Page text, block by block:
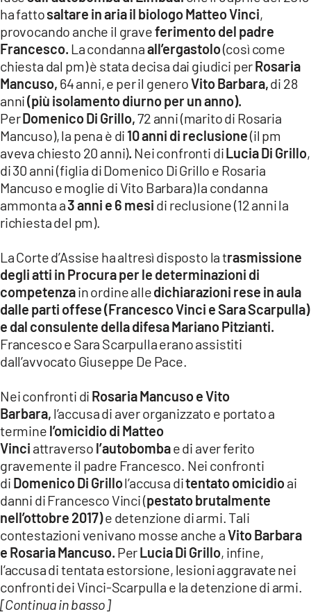
ha fattosaltare in aria il biologo Matteo Vinci,
provocando anche il graveferimento del padre
Francesco. La condannaall’ergastolo(così come
chiesta dal pm) è stata decisa dai giudici perRosaria
Mancuso, 64 anni, e per il generoVito Barbara,di 28
anni(più isolamento diurno per un anno).
PerDomenico Di Grillo,72 anni (marito di Rosaria
Mancuso), la pena è di 10 anni di reclusione(il pm
aveva chiesto 20 anni). Nei confronti diLucia Di Grillo,
di 30 anni (figlia di Domenico Di Grillo e Rosaria
Mancuso e moglie di Vito Barbara) la condanna
ammonta a3 anni e 6 mesi di reclusione (12 anni la
richiesta del pm).
La Corte d’Assise ha altresì disposto la trasmissione
degli atti in Procura per le determinazioni di
competenzain ordine alledichiarazioni rese in aula
dalle parti offese (Francesco Vinci e Sara Scarpulla)
e dal consulente della difesa Mariano Pitzianti.
Francesco e Sara Scarpulla erano assistiti
dall’avvocato Giuseppe De Pace.
Nei confronti di Rosaria Mancuso e Vito
Barbara, l’accusa di aver organizzato e portato a
termine l’omicidio di Matteo
Vinci attraverso l’autobombae di aver ferito
gravemente il padre Francesco. Nei confronti
di Domenico Di Grillol’accusa ditentato omicidioai
danni di Francesco Vinci (pestato brutalmente
nell’ottobre 2017)e detenzione di armi. Tali
contestazioni venivano mosse anche aVito Barbara
e Rosaria Mancuso. PerLucia Di Grillo, infine,
l’accusa di tentata estorsione, lesioni aggravate nei
confronti dei Vinci-Scarpulla e la detenzione di armi.
[Continua in basso]